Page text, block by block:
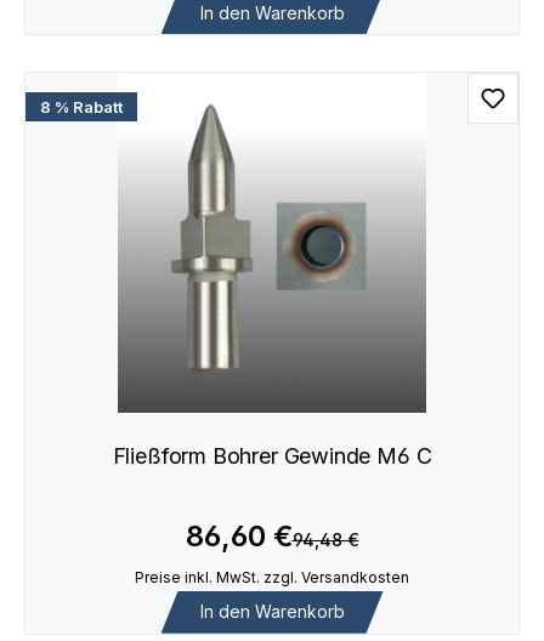
In den Warenkorb
8 % Rabatt
Fließform Bohrer Gewinde M6 C
86,60 €94,48 €
Preise inkl. MwSt. zzgl. Versandkosten
In den Warenkorb